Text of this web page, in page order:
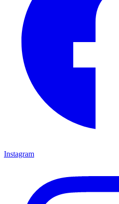
Instagram